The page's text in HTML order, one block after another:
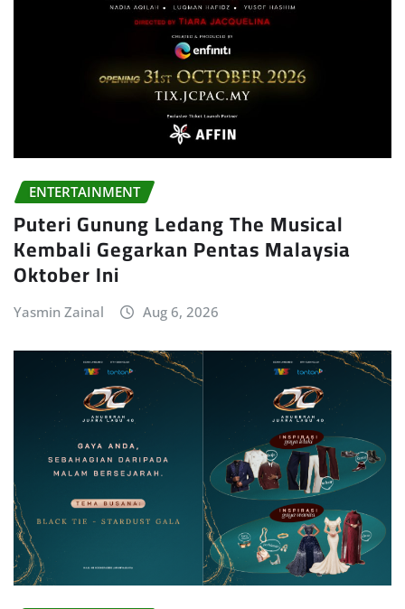
ENTERTAINMENT
Puteri Gunung Ledang The Musical
Kembali Gegarkan Pentas Malaysia
Oktober Ini
Yasmin Zainal Aug 6, 2026